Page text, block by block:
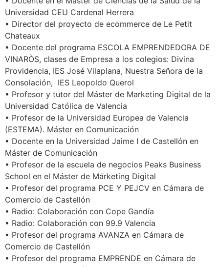
Universidad CEU Cardenal Herrera
• Director del proyecto de ecommerce de Le Petit
Chateaux
• Docente del programa ESCOLA EMPRENDEDORA DE
VINARÒS, clases de Empresa a los colegios: Divina
Providencia, IES José Vilaplana, Nuestra Señora de la
Consolación, IES Leopoldo Querol
• Profesor y tutor del Máster de Marketing Digital de la
Universidad Católica de Valencia
• Profesor de la Universidad Europea de Valencia
(ESTEMA). Máster en Comunicación
• Docente en la Universidad Jaime I de Castellón en
Máster de Comunicación
• Profesor de la escuela de negocios Peaks Business
School en el Máster de Márketing Digital
• Profesor del programa PCE Y PEJCV en Cámara de
Comercio de Castellón
• Radio: Colaboración con Cope Gandía
• Radio: Colaboración con 99.9 Valencia
• Profesor del programa AVANZA en Cámara de
Comercio de Castellón
• Profesor del programa EMPRENDE en Cámara de